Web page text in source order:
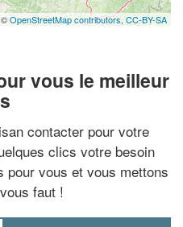
©OpenStreetMap contributors, CC-BY-SA
vous le meilleur
contacter pour votre
clics votre besoin
pour vous et vous mettons
faut !